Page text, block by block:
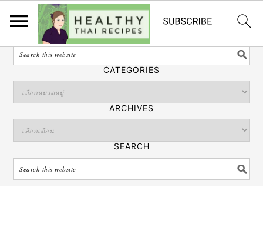
ไทย
SEARCH
CATEGORIES
ARCHIVES
SEARCH